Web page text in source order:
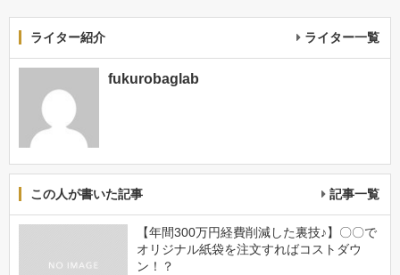
ライター紹介 ライター一覧
fukurobaglab
この人が書いた記事 記事一覧
【年間300万円経費削減した裏技♪】〇〇で
オリジナル紙袋を注文すればコストダウ
ン！？